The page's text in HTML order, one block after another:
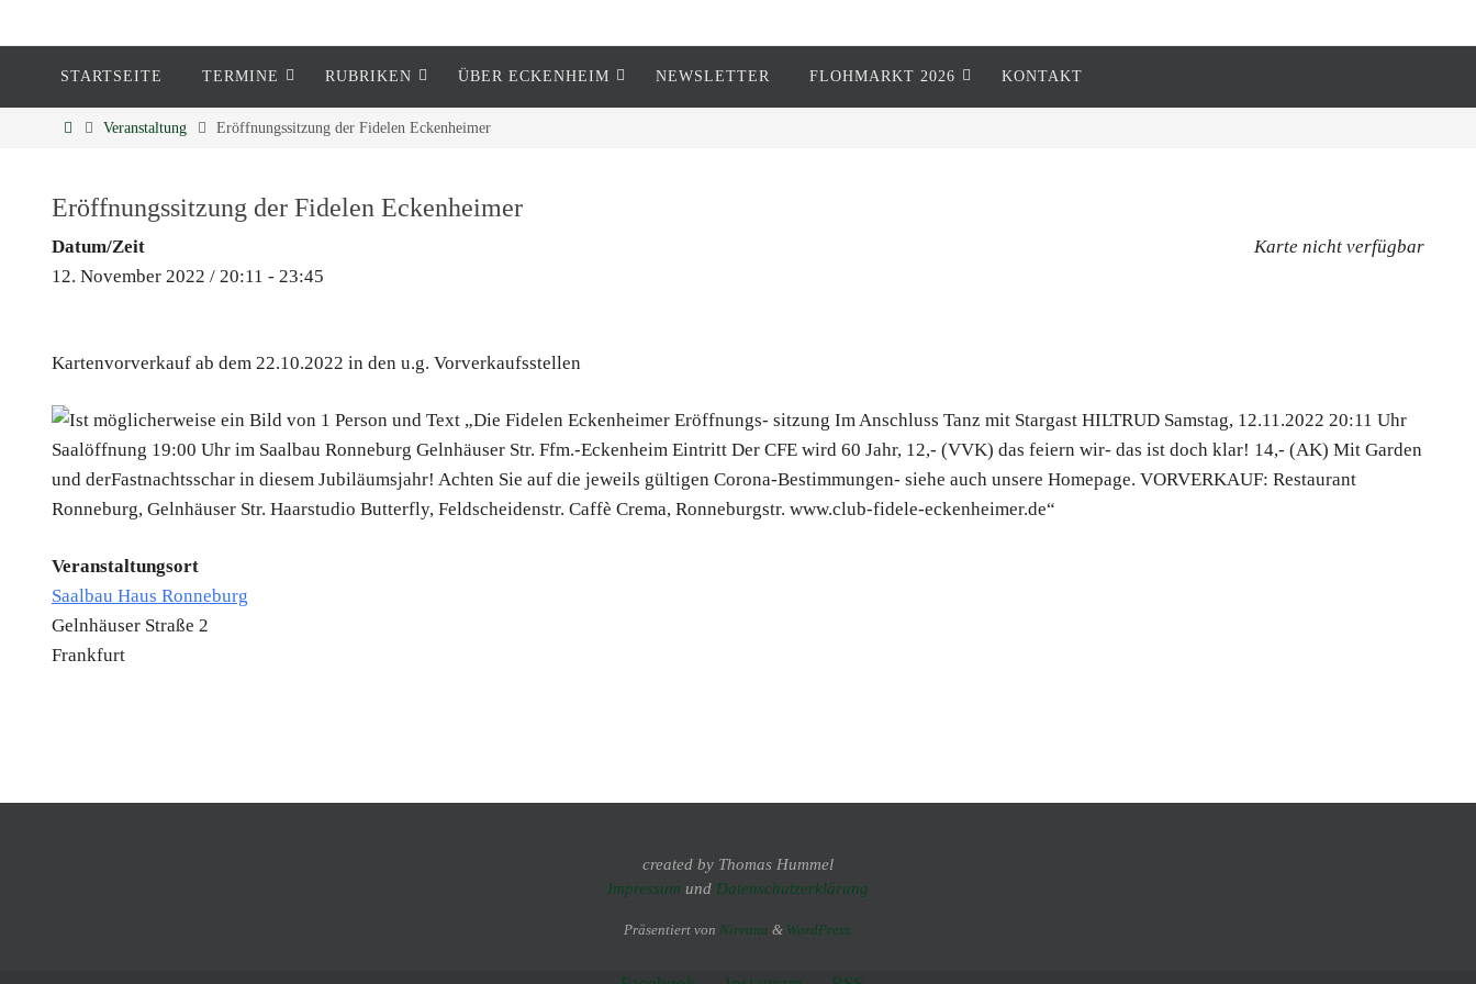
Eckenheim
STARTSEITE TERMINE RUBRIKEN ÜBER ECKENHEIM NEWSLETTER FLOHMARKT 2026 KONTAKT
Veranstaltung Eröffnungssitzung der Fidelen Eckenheimer
Eröffnungssitzung der Fidelen Eckenheimer
Karte nicht verfügbar
Datum/Zeit
12. November 2022 / 20:11 - 23:45
Kartenvorverkauf ab dem 22.10.2022 in den u.g. Vorverkaufsstellen
Veranstaltungsort
Saalbau Haus Ronneburg
Gelnhäuser Straße 2
Frankfurt
created by Thomas Hummel
Impressum und Datenschutzerklärung
Präsentiert von Nirvana & WordPress.